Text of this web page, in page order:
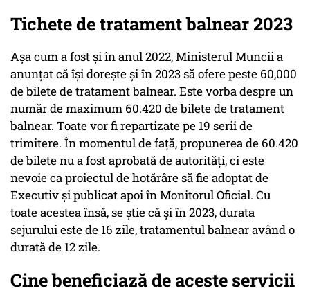
Tichete de tratament balnear 2023
Așa cum a fost și în anul 2022, Ministerul Muncii a
anunțat că își dorește și în 2023 să ofere peste 60,000
de bilete de tratament balnear. Este vorba despre un
număr de maximum 60.420 de bilete de tratament
balnear. Toate vor fi repartizate pe 19 serii de
trimitere. În momentul de faţă, propunerea de 60.420
de bilete nu a fost aprobată de autorități, ci este
nevoie ca proiectul de hotărâre să fie adoptat de
Executiv și publicat apoi în Monitorul Oficial. Cu
toate acestea însă, se știe că și în 2023, durata
sejurului este de 16 zile, tratamentul balnear având o
durată de 12 zile.
Cine beneficiază de aceste servicii